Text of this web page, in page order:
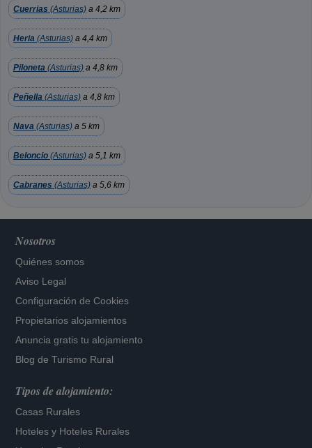
Cuerrias (Asturias) a 4,2 km
Heria (Asturias) a 4,4 km
Piloneta (Asturias) a 4,8 km
Peñella (Asturias) a 4,8 km
Nava (Asturias) a 5 km
Beloncio (Asturias) a 5,1 km
Cabranes (Asturias) a 5,6 km
Nosotros
Quiénes somos
Aviso Legal
Configuración de Cookies
Propietarios alojamientos
Anuncia gratis tu alojamiento
Blog de Turismo Rural
Tipos de alojamiento:
Casas Rurales
Hoteles y Hoteles Rurales